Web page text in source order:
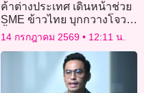
ค้าต่างประเทศ เดินหน้าช่วย
SME ข้าวไทย บุกกวางโจว
ปั้มส่งออกตลาดใหญ่ในจีน
14 กรกฎาคม 2569 12:11 น.